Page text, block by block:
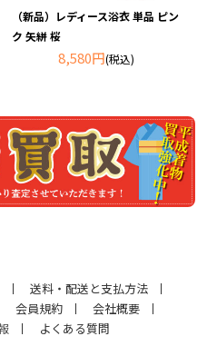
（新品）レディース浴衣 単品 ピン
ク 矢絣 桜
8,580円(税込)
送料・配送と支払方法
会員規約
会社概要
よくある質問